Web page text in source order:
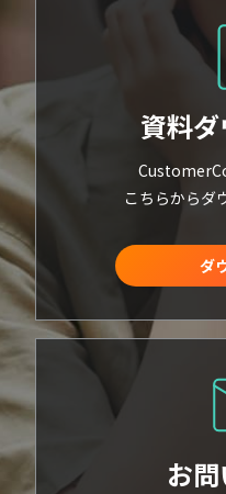
資料
こちらからダ
ダ
お